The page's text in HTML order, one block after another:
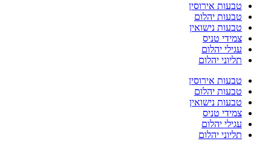
טבעות אירוסין
טבעות יהלום
טבעות נישואין
צמידי טניס
עגילי יהלום
תליוני יהלום
טבעות אירוסין
טבעות יהלום
טבעות נישואין
צמידי טניס
עגילי יהלום
תליוני יהלום